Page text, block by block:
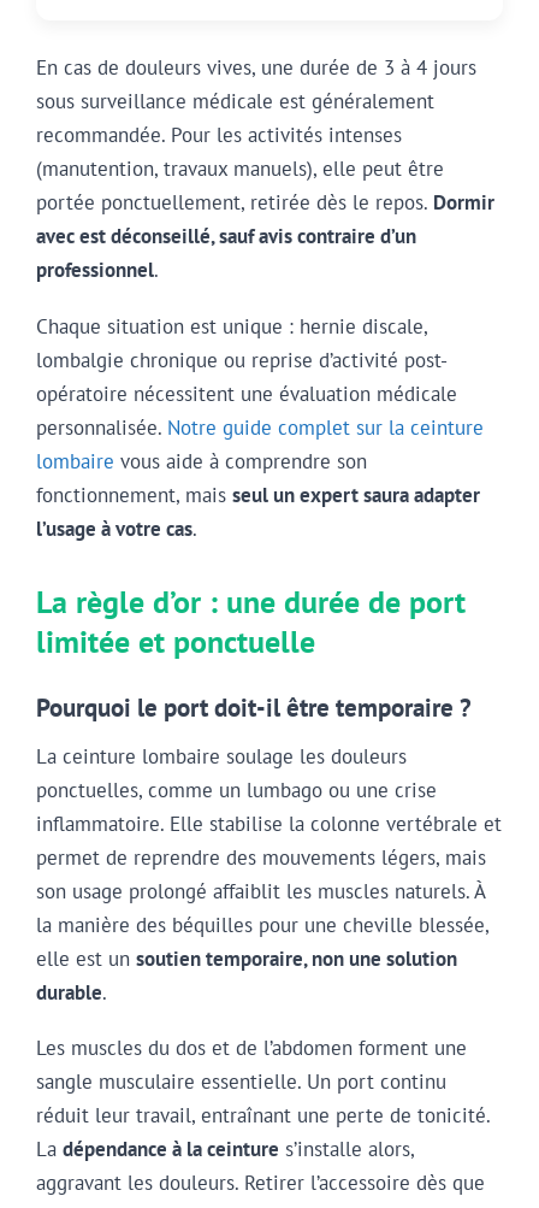
En cas de douleurs vives, une durée de 3 à 4 jours
sous surveillance médicale est généralement
recommandée. Pour les activités intenses
(manutention, travaux manuels), elle peut être
portée ponctuellement, retirée dès le repos. Dormir
avec est déconseillé, sauf avis contraire d’un
professionnel.
Chaque situation est unique : hernie discale,
lombalgie chronique ou reprise d’activité post-
opératoire nécessitent une évaluation médicale
personnalisée. Notre guide complet sur la ceinture
lombaire vous aide à comprendre son
fonctionnement, mais seul un expert saura adapter
l’usage à votre cas.
La règle d’or : une durée de port
limitée et ponctuelle
Pourquoi le port doit-il être temporaire ?
La ceinture lombaire soulage les douleurs
ponctuelles, comme un lumbago ou une crise
inflammatoire. Elle stabilise la colonne vertébrale et
permet de reprendre des mouvements légers, mais
son usage prolongé affaiblit les muscles naturels. À
la manière des béquilles pour une cheville blessée,
elle est un soutien temporaire, non une solution
durable.
Les muscles du dos et de l’abdomen forment une
sangle musculaire essentielle. Un port continu
réduit leur travail, entraînant une perte de tonicité.
La dépendance à la ceinture s’installe alors,
aggravant les douleurs. Retirer l’accessoire dès que